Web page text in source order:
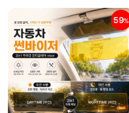
59%